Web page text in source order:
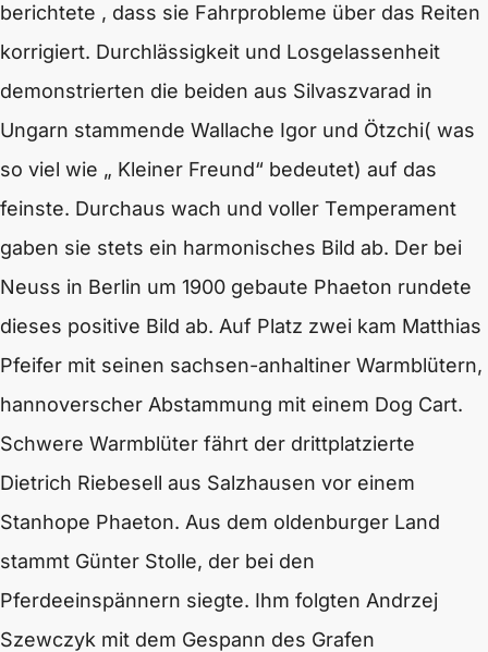
berichtete , dass sie Fahrprobleme über das Reiten
korrigiert. Durchlässigkeit und Losgelassenheit
demonstrierten die beiden aus Silvaszvarad in
Ungarn stammende Wallache Igor und Ötzchi( was
so viel wie „ Kleiner Freund“ bedeutet) auf das
feinste. Durchaus wach und voller Temperament
gaben sie stets ein harmonisches Bild ab. Der bei
Neuss in Berlin um 1900 gebaute Phaeton rundete
dieses positive Bild ab. Auf Platz zwei kam Matthias
Pfeifer mit seinen sachsen-anhaltiner Warmblütern,
hannoverscher Abstammung mit einem Dog Cart.
Schwere Warmblüter fährt der drittplatzierte
Dietrich Riebesell aus Salzhausen vor einem
Stanhope Phaeton. Aus dem oldenburger Land
stammt Günter Stolle, der bei den
Pferdeeinspännern siegte. Ihm folgten Andrzej
Szewczyk mit dem Gespann des Grafen